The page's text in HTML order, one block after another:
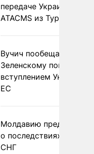
передаче Украине
ATACMS из Турции
Вучич пообещал
Зеленскому помочь со
вступлением Украины в
ЕС
Молдавию
о последствиях выхода
СНГ